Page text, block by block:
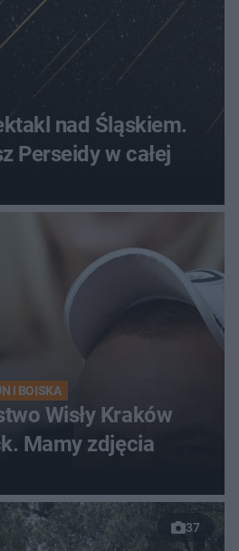
nad Śląskiem.
Perseidy w całej
I BOISKA
Wisły Kraków
Mamy zdjęcia
37